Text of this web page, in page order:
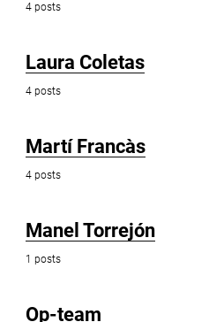
4 posts
Laura Coletas
4 posts
Martí Francàs
4 posts
Manel Torrejón
1 posts
Op-team